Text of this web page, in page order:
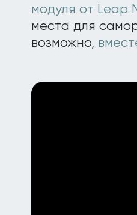
модуля от Leap
места для
возможно,